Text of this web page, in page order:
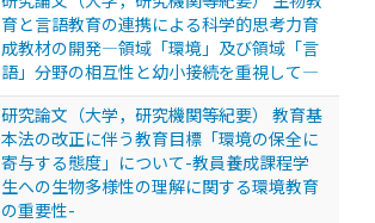
育と言語教育の連携による科学的思考力育
成教材の開発―領域「環境」及び領域「言
語」分野の相互性と幼小接続を重視して―
研究論文（大学，研究機関等紀要） 教育基
本法の改正に伴う教育目標「環境の保全に
寄与する態度」について-教員養成課程学
生への生物多様性の理解に関する環境教育
の重要性-